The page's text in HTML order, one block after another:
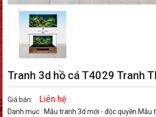
Tranh 3d hồ cá T4029 Tranh
Giá bán: Liên hệ
Danh mục : Mẫu tranh 3d mới - độc quyền Mẫu